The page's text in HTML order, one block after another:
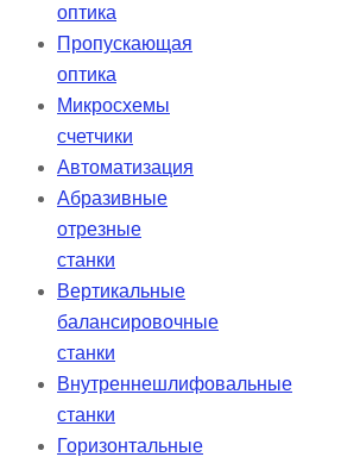
оптика
Пропускающая
оптика
Микросхемы
счетчики
Автоматизация
Абразивные
отрезные
станки
Вертикальные
балансировочные
станки
Внутреннешлифовальные
станки
Горизонтальные